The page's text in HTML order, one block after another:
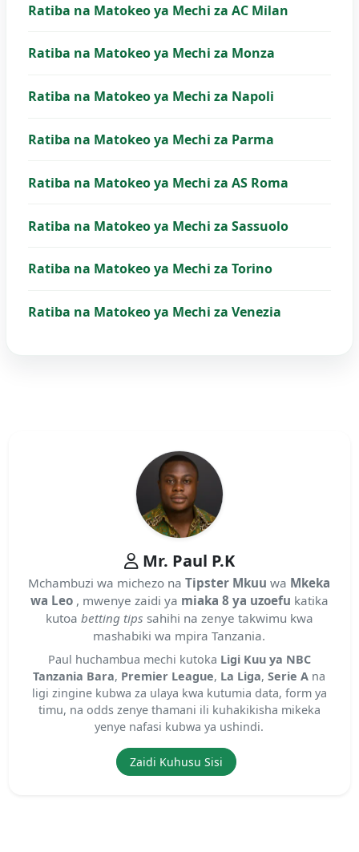
Ratiba na Matokeo ya Mechi za AC Milan
Ratiba na Matokeo ya Mechi za Monza
Ratiba na Matokeo ya Mechi za Napoli
Ratiba na Matokeo ya Mechi za Parma
Ratiba na Matokeo ya Mechi za AS Roma
Ratiba na Matokeo ya Mechi za Sassuolo
Ratiba na Matokeo ya Mechi za Torino
Ratiba na Matokeo ya Mechi za Venezia
Mr. Paul P.K
Mchambuzi wa michezo naTipster Mkuu wa Mkeka
wa Leo , mwenye zaidi ya miaka 8 ya uzoefu katika
kutoa betting tips sahihi na zenye takwimu kwa
mashabiki wa mpira Tanzania.
Paul huchambua mechi kutoka Ligi Kuu ya NBC
Tanzania Bara, Premier League, La Liga,Serie A na
ligi zingine kubwa za ulaya kwa kutumia data, form ya
timu, na odds zenye thamani ili kuhakikisha mikeka
yenye nafasi kubwa ya ushindi.
Zaidi Kuhusu Sisi